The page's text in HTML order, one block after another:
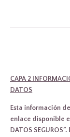
CAPA 2
DATOS
Esta información
enlace disponible
DATOS